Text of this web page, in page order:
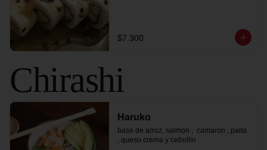
$7.300
Chirashi
Haruko
base de arroz, salmon ,  camaron , palta
, queso crema y cebollin